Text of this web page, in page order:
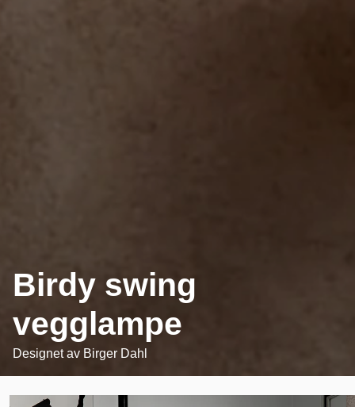
Birdy swing
vegglampe
Designet av Birger Dahl